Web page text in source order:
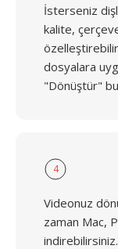
İsterseniz
kalite,
dosyalara
"Dönüştür"
4
Videonuz
zaman Mac,